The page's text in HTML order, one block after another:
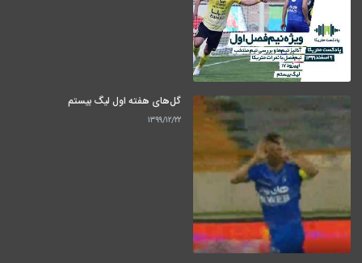
گل‌های هفته اول لیگ بیستم
۱۳۹۹/۱۲/۲۲